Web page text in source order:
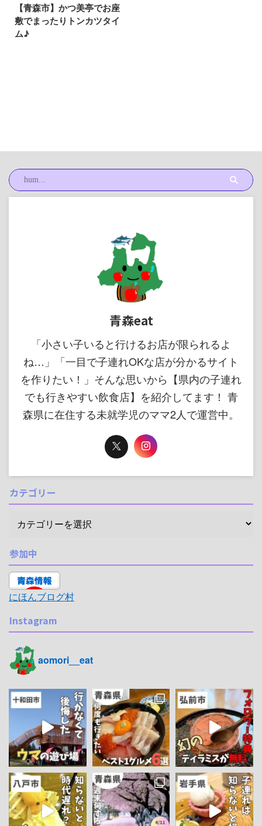
【青森市】かつ美亭でお座
敷でまったりトンカツタイ
ム♪
青森eat
「小さい子いると行けるお店が限られるよ
ね…」「一目で子連れOKな店が分かるサイト
を作りたい！」そんな思いから【県内の子連れ
でも行きやすい飲食店】を紹介してます！ 青
森県に在住する未就学児のママ2人で運営中。
カテゴリー
参加中
にほんブログ村
Instagram
aomori__eat